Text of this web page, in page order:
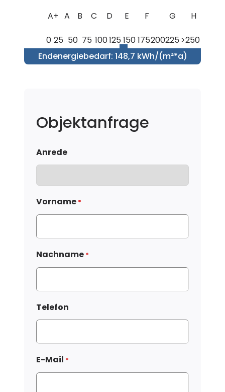
A+ A B C D E F G H
0 25 50 75 100125 150175200225 >250
Endenergiebedarf: 148,7 kWh/(m²*a)
Objektanfrage
Anrede
Vorname *
Nachname *
Telefon
E-Mail *